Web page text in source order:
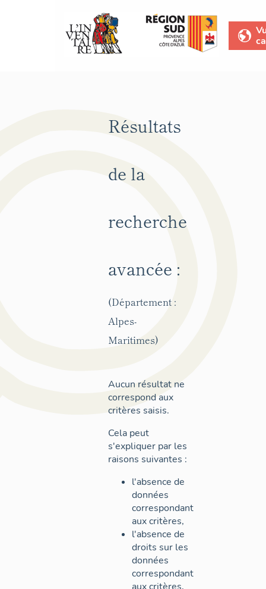
Résultats
de la
recherche
avancée :
(Département :
Alpes-
Maritimes)
Aucun résultat ne
correspond aux
critères saisis.
Cela peut
s'expliquer par les
raisons suivantes :
l'absence de
données
correspondant
aux critères,
l'absence de
droits sur les
données
correspondant